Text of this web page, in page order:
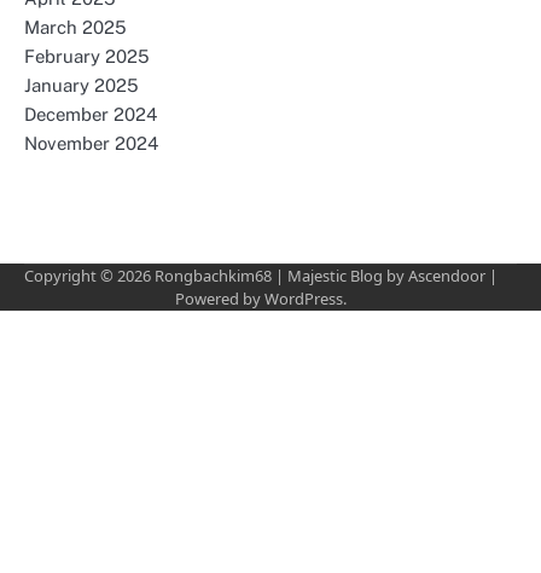
March 2025
February 2025
January 2025
December 2024
November 2024
Copyright © 2026 Rongbachkim68 | Majestic Blog byAscendoor |
Powered byWordPress.